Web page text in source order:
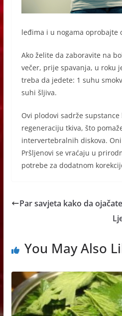
leđima i u nogama oprobajte
Ako želite da zaboravite na
večer, prije spavanja, u roku
treba da jedete: 1 suhu
suhi šljiva.
Ovi plodovi sadrže supstance
regeneraciju tkiva, što
intervertebralnih diskova.
Pršljenovi se vraćaju u
potrebe za dodatnom
Par savjeta kako da
You May Also